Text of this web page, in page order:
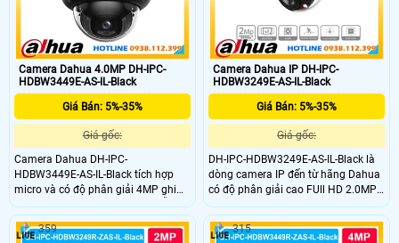
Camera Dahua 4.0MP DH-IPC-
HDBW3449E-AS-IL-Black
Giá Bán: 5%-35%
Giá gốc:
Camera Dahua DH-IPC-
HDBW3449E-AS-IL-Black tích hợp
micro và có độ phân giải 4MP ghi
hình ghi âm rỏ ràng. Camera hỗ trợ
thẻ nhớ lên đến 512GB đảm bảo lưu
trữ lâu dài. Các tính năng AI thông
Camera Dahua IP DH-IPC-
HDBW3249E-AS-IL-Black
Giá Bán: 5%-35%
Giá gốc:
DH-IPC-HDBW3249E-AS-IL-Black là
dòng camera IP đến từ hãng Dahua
có độ phân giải cao FUll HD 2.0MP
mang đến khả năng ghi hình ảnh
sắc nét cùng với míc được tích hợp
sẳn trong cmaera giúp ghi âm
359 315